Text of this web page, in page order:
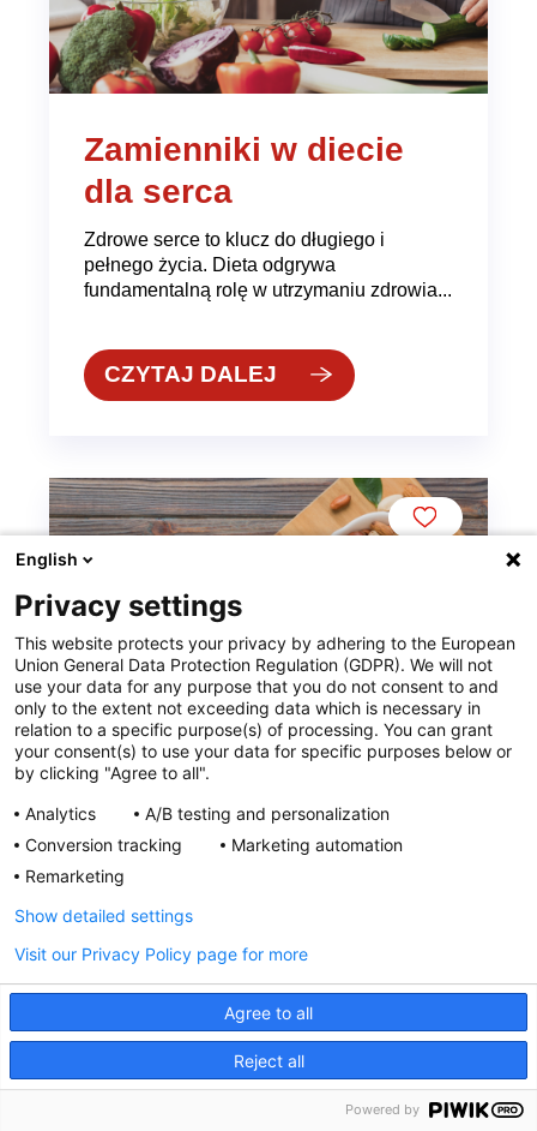
Zamienniki w diecie
dla serca
Zdrowe serce to klucz do długiego i
pełnego życia. Dieta odgrywa
fundamentalną rolę w utrzymaniu zdrowia...
CZYTAJ DALEJ
Superfoods dla serca
Choroby sercowo-naczyniowe, takie jak
choroba niedokrwienna serca, są jednymi z
najczęstszych przyczyn...
CZYTAJ DALEJ
English
Privacy settings
This website protects your privacy by adhering to the European
Union General Data Protection Regulation (GDPR). We will not
use your data for any purpose that you do not consent to and
only to the extent not exceeding data which is necessary in
relation to a specific purpose(s) of processing. You can grant
your consent(s) to use your data for specific purposes below or
by clicking "Agree to all".
Analytics
A/B testing and personalization
Conversion tracking
Marketing automation
Remarketing
Agree to all
Reject all
Show detailed settings
Visit our Privacy Policy page for more
Powered by